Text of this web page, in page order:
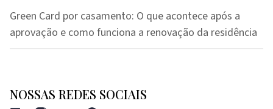
Green Card por casamento: O que acontece após a
aprovação e como funciona a renovação da residência
NOSSAS REDES SOCIAIS